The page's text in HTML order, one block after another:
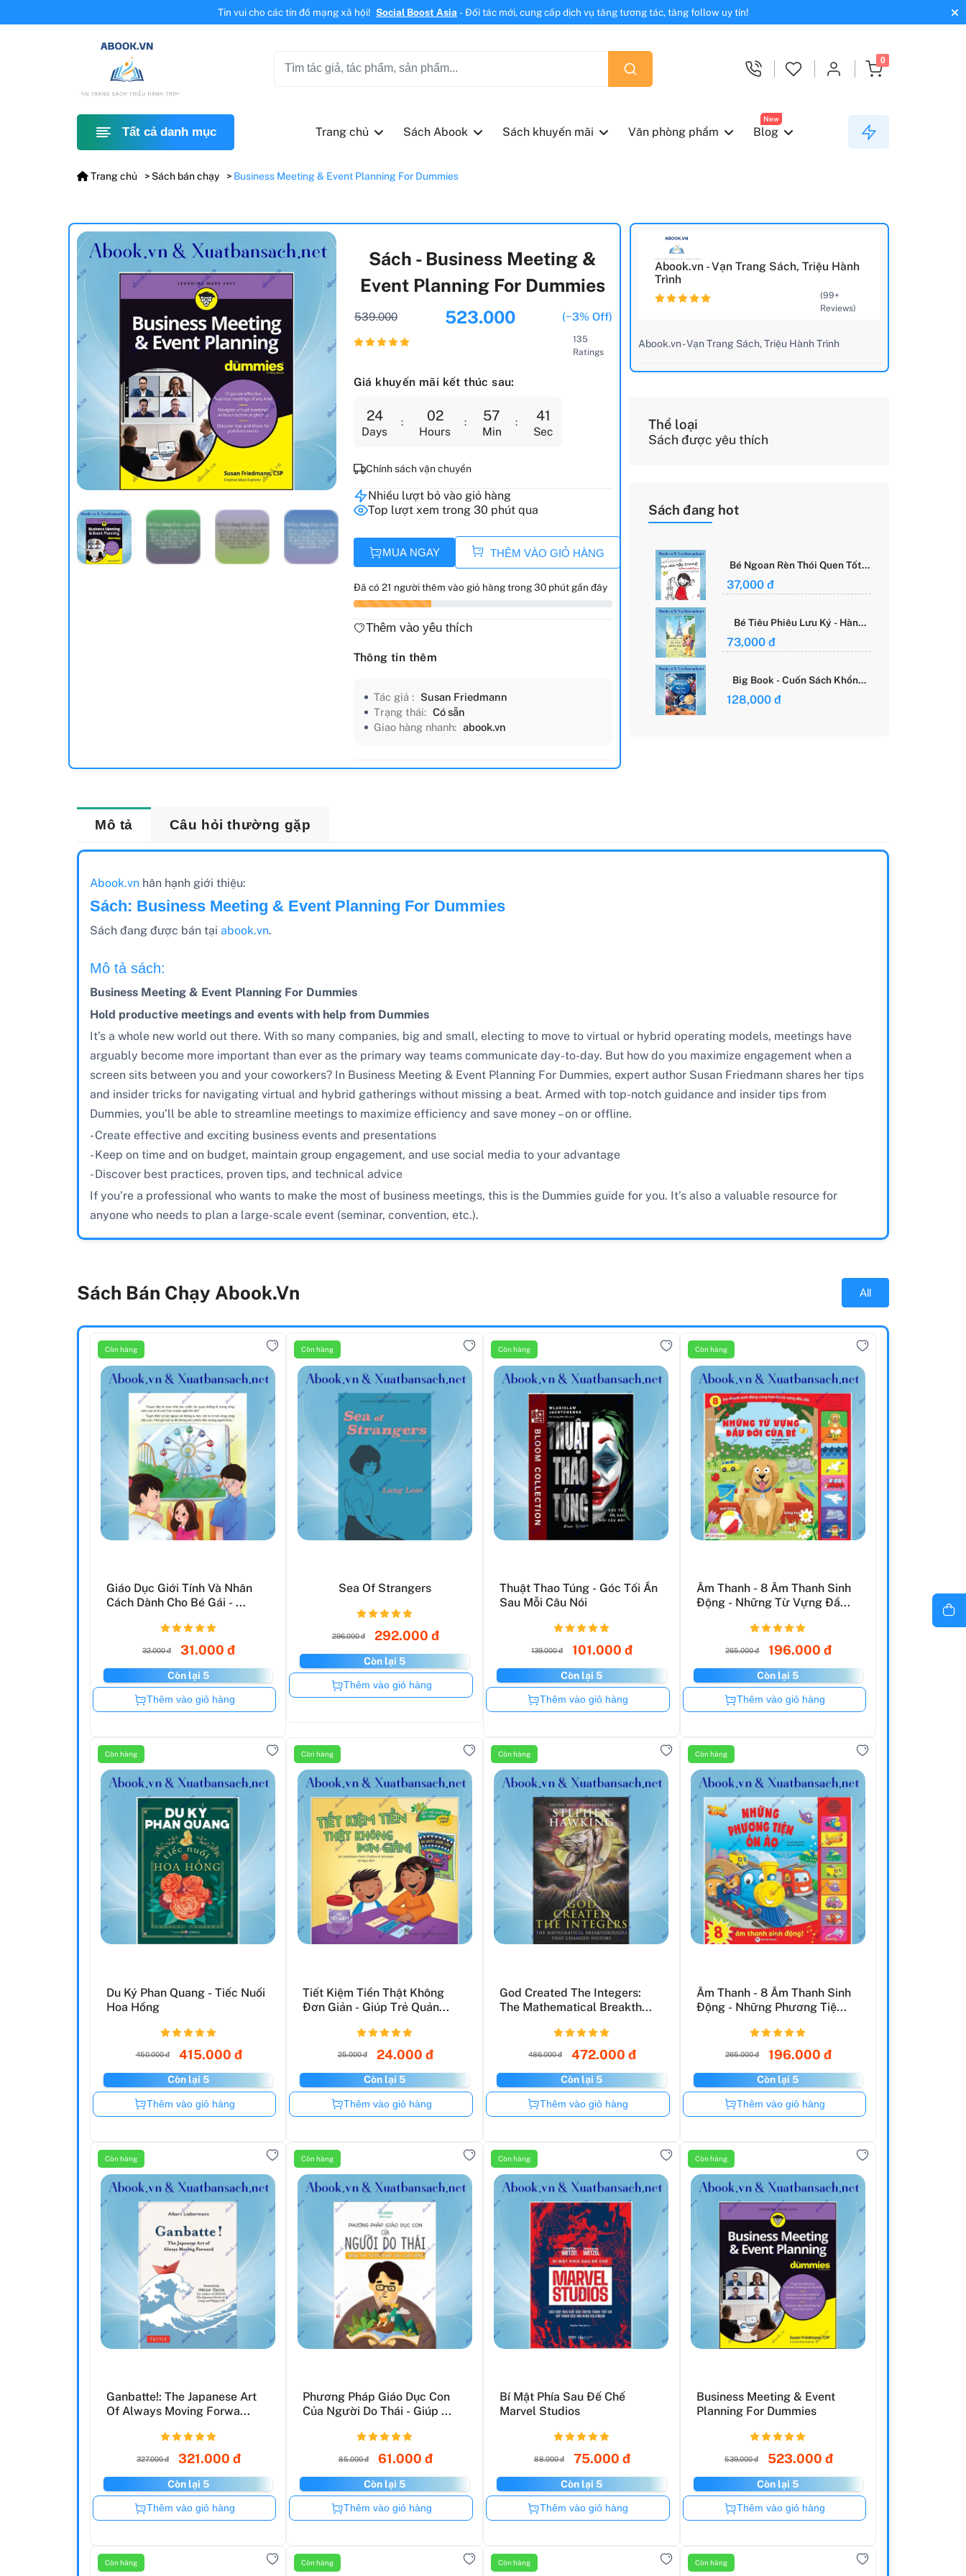
Tin vui cho các tín đồ mạng xã hội! Social Boost Asia - Đối tác mới, cung cấp dịch vụ tăng tương tác, tăng follow uy tín!
0
Tất cả danh mục Trang chủ Sách Abook Sách khuyến mãi Văn phòng phẩm
New
Blog
Trang chủ Sách bán chạy Business Meeting & Event Planning For Dummies
Sách - Business Meeting &
Event Planning For Dummies
539.000 523.000 (~3% Off)
135
Ratings
Giá khuyến mãi kết thúc sau:
24
Days
02
Hours
57
Min
40
Sec
Chính sách vận chuyển
Nhiều lượt bỏ vào giỏ hàng
Top lượt xem trong 30 phút qua
MUA NGAY THÊM VÀO GIỎ HÀNG
Đã có 21 người thêm vào giỏ hàng trong 30 phút gần đây
Thêm vào yêu thích
Thông tin thêm
Tác giả : Susan Friedmann
Trạng thái: Có sẵn
Giao hàng nhanh: abook.vn
Abook.vn - Vạn Trang Sách, Triệu Hành
Trình
(99+
Reviews)
Abook.vn - Vạn Trang Sách, Triệu Hành Trình
Thể loại
Sách được yêu thích
Sách đang hot
Bé Ngoan Rèn Thói Quen Tốt -
37,000 đ
Bé Tiêu Phiêu Lưu Ký - Hành
Giới Của Cô Gái Việt
73,000 đ
Big Book - Cuốn Sách Khổng
Hành Tinh (Tái Bản)
128,000 đ
Mô tả Câu hỏi thường gặp
Abook.vnhân hạnh giới thiệu:
Sách: Business Meeting & Event Planning For Dummies
Sách đang được bán tại abook.vn.
Mô tả sách:
Business Meeting & Event Planning For Dummies
Hold productive meetings and events with help from Dummies
It’s a whole new world out there. With so many companies, big and small, electing to move to virtual or hybrid operating models, meetings have
arguably become more important than ever as the primary way teams communicate day-to-day. But how do you maximize engagement when a
screen sits between you and your coworkers? In Business Meeting & Event Planning For Dummies, expert author Susan Friedmann shares her tips
and insider tricks for navigating virtual and hybrid gatherings without missing a beat. Armed with top-notch guidance and insider tips from
Dummies, you’ll be able to streamline meetings to maximize efficiency and save money – on or offline.
- Create effective and exciting business events and presentations
- Keep on time and on budget, maintain group engagement, and use social media to your advantage
- Discover best practices, proven tips, and technical advice
If you’re a professional who wants to make the most of business meetings, this is the Dummies guide for you. It’s also a valuable resource for
anyone who needs to plan a large-scale event (seminar, convention, etc.).
Sách Bán Chạy Abook.vn All
Còn hàng
Giáo Dục Giới Tính Và Nhân
Cách Dành Cho Bé Gái - ...
32.000 đ 31.000 đ
Còn lại 5
Còn hàng
Thêm vào giỏ hàng
Còn hàng
Sea Of Strangers
296.000 đ 292.000 đ
Còn lại 5
Còn hàng
Thêm vào giỏ hàng
Còn hàng
Thuật Thao Túng - Góc Tối Ẩn
Sau Mỗi Câu Nói
139.000 đ 101.000 đ
Còn lại 5
Còn hàng
Thêm vào giỏ hàng
Còn hàng
Âm Thanh - 8 Âm Thanh Sinh
Động - Những Từ Vựng Đầ...
265.000 đ 196.000 đ
Còn lại 5
Còn hàng
Thêm vào giỏ hàng
Còn hàng
Du Ký Phan Quang - Tiếc Nuối
Hoa Hồng
450.000 đ 415.000 đ
Còn lại 5
Còn hàng
Thêm vào giỏ hàng
Còn hàng
Tiết Kiệm Tiền Thật Không
Đơn Giản - Giúp Trẻ Quản...
25.000 đ 24.000 đ
Còn lại 5
Còn hàng
Thêm vào giỏ hàng
Còn hàng
God Created The Integers:
The Mathematical Breakth...
486.000 đ 472.000 đ
Còn lại 5
Còn hàng
Thêm vào giỏ hàng
Còn hàng
Âm Thanh - 8 Âm Thanh Sinh
Động - Những Phương Tiệ...
265.000 đ 196.000 đ
Còn lại 5
Còn hàng
Thêm vào giỏ hàng
Còn hàng
Ganbatte!: The Japanese Art
Of Always Moving Forwa...
327.000 đ 321.000 đ
Còn lại 5
Còn hàng
Thêm vào giỏ hàng
Còn hàng
Phương Pháp Giáo Dục Con
Của Người Do Thái - Giúp ...
85.000 đ 61.000 đ
Còn lại 5
Còn hàng
Thêm vào giỏ hàng
Còn hàng
Bí Mật Phía Sau Đế Chế
Marvel Studios
88.000 đ 75.000 đ
Còn lại 5
Còn hàng
Thêm vào giỏ hàng
Còn hàng
Business Meeting & Event
Planning For Dummies
539.000 đ 523.000 đ
Còn lại 5
Còn hàng
Thêm vào giỏ hàng
Còn hàng Còn hàng Còn hàng Còn hàng